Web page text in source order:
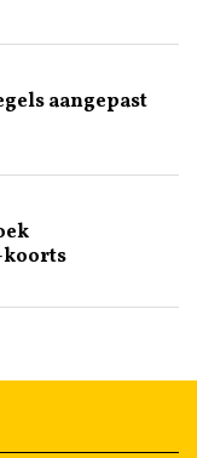
aangepast
koorts